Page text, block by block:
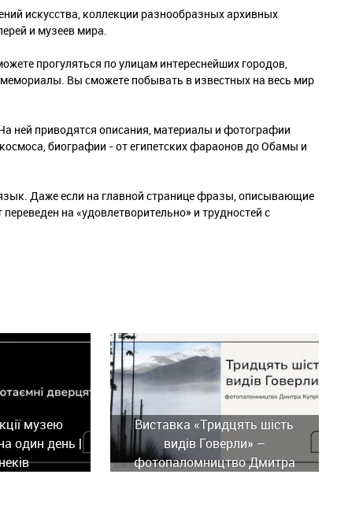
искусства, коллекции разнообразных архивных
и музеев мира.
прогуляться по улицам интереснейших городов,
Вы сможете побывать в известных на весь мир
ней приводятся описания, материалы и фотографии
биографии - от египетских фараонов до Обамы и
Даже если на главной странице фразы, описывающие
на «удовлетворительно» и трудностей с
музею
один день |
Виставка «Тридцять шість
видів Говерли» –
фотопаломництво Дмитра